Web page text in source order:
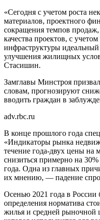
«Сегодня с учетом роста
материалов, проектного
сокращения темпов
качества проектов, с
инфраструктуры
улучшения жилищных
Стасишин.
Замглавы Минстроя
словам, прогнозируют
вводить граждан в
adv.rbc.ru
В конце прошлого года
«Индикаторы рынка
течение года-двух цены на
снизиться примерно на
года. Одна из главных
их мнению, — падение
Осенью 2021 года в России
определения норматива
жилья и средней рыночной